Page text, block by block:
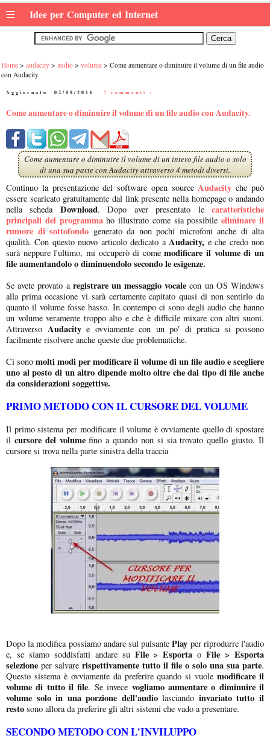
≡ Idee per Computer ed Internet
Home audacity audio volume
Come aumentare o diminuire il volume di un file audio
con Audacity.
Aggiornato: 02/09/2016 7 commenti :
Come aumentare o diminuire il volume di un file audio con Audacity.
Come aumentare o diminuire il volume di un intero file audio o solo
di una sua parte con Audacity attraverso 4 metodi diversi.
Continuo la presentazione del software open sourceAudacity che può
essere scaricato gratuitamente dal link presente nella homepage o andando
nella schedaDownload. Dopo aver presentato lecaratteristiche
principali del programmaho illustrato come sia possibileeliminare il
rumore di sottofondo generato da non pochi microfoni anche di alta
qualità. Con questo nuovo articolo dedicato aAudacity, e che credo non
sarà neppure l'ultimo, mi occuperò di comemodificare il volume di un
file aumentandolo o diminuendolo secondo le esigenze.
Se avete provato a registrare un messaggio vocale con un OS Windows
alla prima occasione vi sarà certamente capitato quasi di non sentirlo da
quanto il volume fosse basso. In contempo ci sono degli audio che hanno
un volume veramente troppo alto e che è difficile mixare con altri suoni.
Attraverso Audacitye ovviamente con un po' di pratica si possono
facilmente risolvere anche queste due problematiche.
Ci sono molti modi per modificare il volume di un file audio e scegliere
uno al posto di un altro dipende molto oltre che dal tipo di file anche
da considerazioni soggettive.
PRIMO METODO CON IL CURSORE DEL VOLUME
Il primo sistema per modificare il volume è ovviamente quello di spostare
il cursore del volumefino a quando non si sia trovato quello giusto. Il
cursore si trova nella parte sinistra della traccia
Dopo la modifica possiamo andare sul pulsantePlay per riprodurre l'audio
e, se siamo soddisfatti andare su File > Esporta oFile > Esporta
selezione per salvare rispettivamente tutto il file o solo una sua parte.
Questo sistema è ovviamente da preferire quando si vuolemodificare il
volume di tutto il file. Se invece vogliamo aumentare o diminuire il
volume solo in una porzione dell'audiolasciando invariato tutto il
resto sono allora da preferire gli altri sistemi che vado a presentare.
SECONDO METODO CON L'INVILUPPO